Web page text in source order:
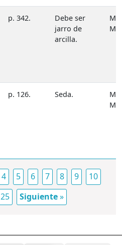
p. 342.
Debe ser
jarro de
arcilla.
M.
p. 126. Seda.
M.
4 5 6 7 8 9
10
25 Siguiente»